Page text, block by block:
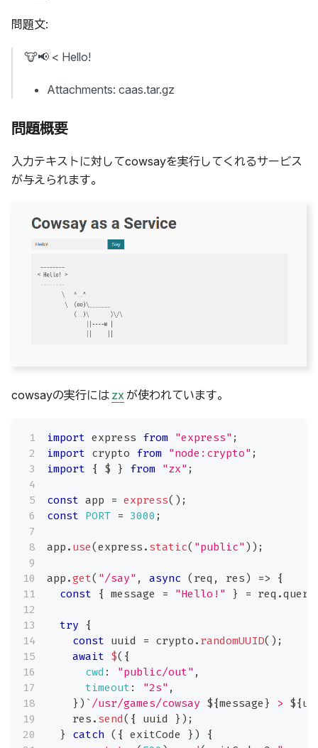
問題文:
🐮📢 < Hello!
Attachments: caas.tar.gz
問題概要
入力テキストに対してcowsayを実行してくれるサービス
が与えられます。
cowsayの実行には zx が使われています。
import express from "express" ;
import
crypto from "node:crypto" ;
import
{ $ } from "zx" ;
const app = express( ) ;
const
PORT = 3000 ;
app . use(express . static( "public" ) ) ;
app .get( "/say" , async ( req , res) =>
{
const
{ message = "Hello!" } = req .query
try
{
const uuid = crypto . randomUUID( ) ;
await
$( {
cwd : "public/out" ,
timeout : "2s" ,
} ) ` /usr/games/cowsay ${message } > ${
    res
. send( { uuid } ) ;
}
catch ( { exitCode } )
{